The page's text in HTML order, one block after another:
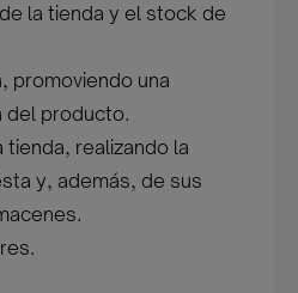
la tienda y el stock de
promoviendo una
del producto.
tienda, realizando la
y, además, de sus